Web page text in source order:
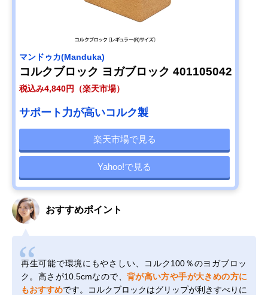
マンドゥカ(Manduka)
コルクブロック ヨガブロック 401105042
税込み4,840円（楽天市場）
サポート力が高いコルク製
楽天市場で見る
Yahoo!で見る
おすすめポイント
再生可能で環境にもやさしい、コルク100％のヨガブロッ
ク。高さが10.5cmなので、 背が高い方や手が大きめの方に
もおすすめです。コルクブロックはグリップが利きすべりに